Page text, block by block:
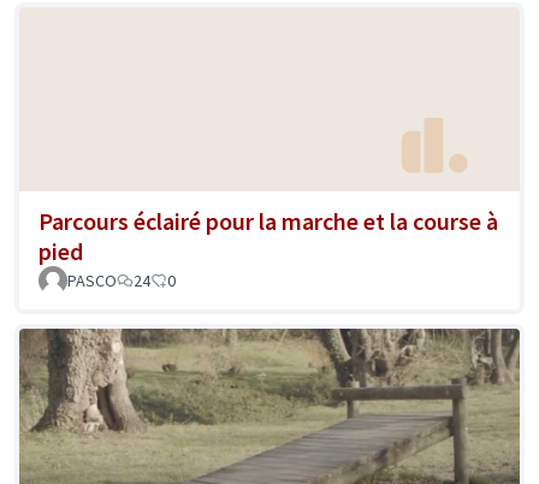
Parcours éclairé pour la marche et la course à
pied
PASCO 24 0